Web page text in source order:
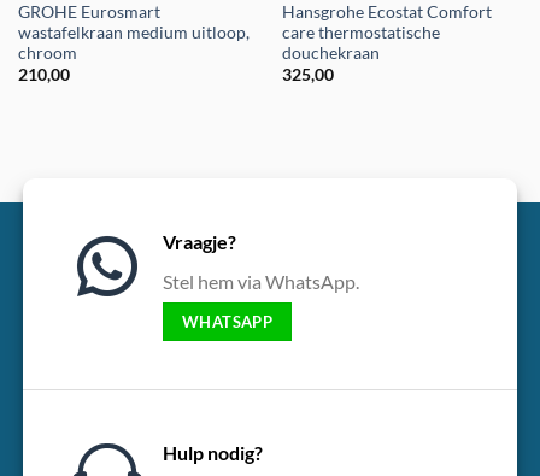
GROHE Eurosmart
wastafelkraan medium uitloop,
chroom
210,00
Hansgrohe Ecostat Comfort
care thermostatische
douchekraan
325,00
Vraagje?
Stel hem via WhatsApp.
WHATSAPP
Hulp nodig?